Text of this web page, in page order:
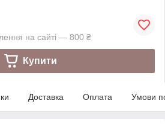
на сайті — 800 ₴
Купити
Доставка Оплата Умови